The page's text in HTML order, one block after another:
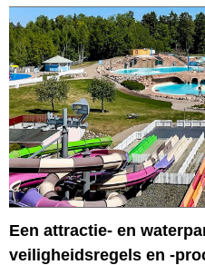
Een attractie- en
veiligheidsregels en -